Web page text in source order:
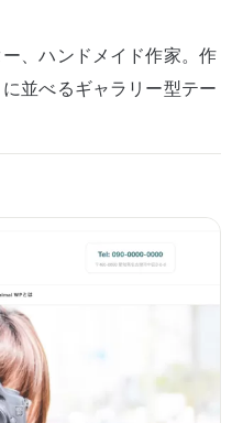
、ハンドメイド作家。作
並べるギャラリー型テー